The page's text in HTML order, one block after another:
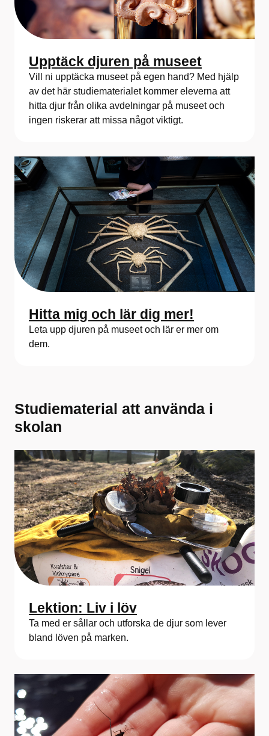
Upptäck djuren på museet
Vill ni upptäcka museet på egen hand? Med hjälp
av det här studiematerialet kommer eleverna att
hitta djur från olika avdelningar på museet och
ingen riskerar att missa något viktigt.
Hitta mig och lär dig mer!
Leta upp djuren på museet och lär er mer om
dem.
Studiematerial att använda i
skolan
Lektion: Liv i löv
Ta med er sållar och utforska de djur som lever
bland löven på marken.